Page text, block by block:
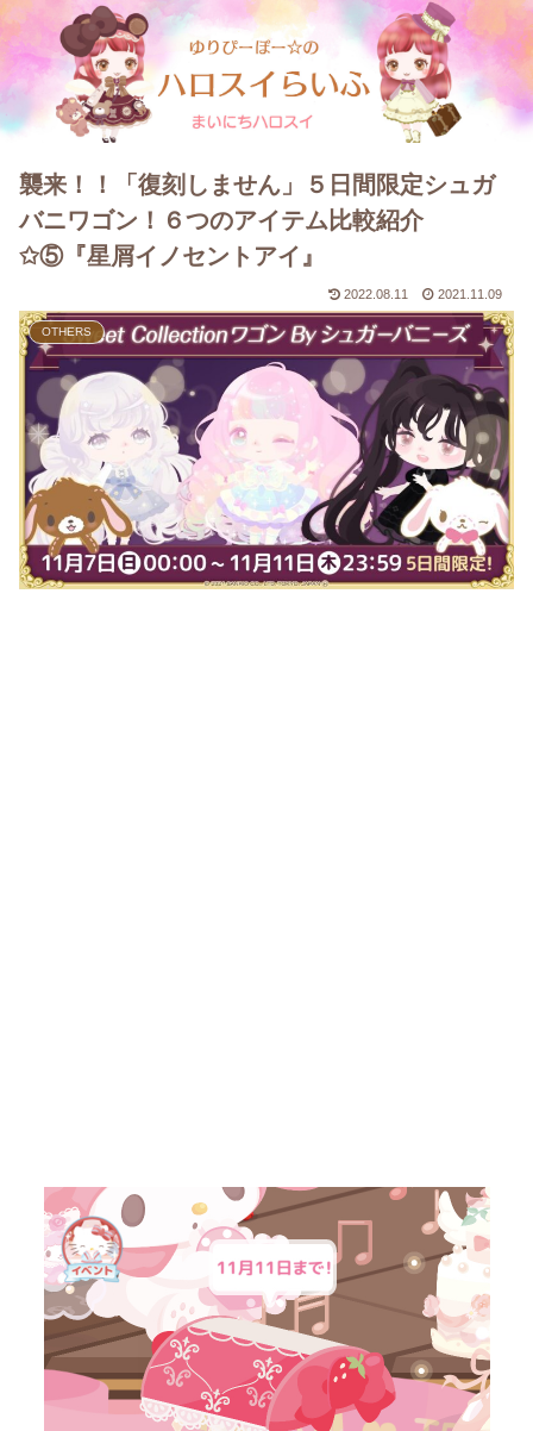
襲来！！「復刻しません」５日間限定シュガ
バニワゴン！６つのアイテム比較紹介
✩⑤『星屑イノセントアイ』
2022.08.11 2021.11.09
OTHERS